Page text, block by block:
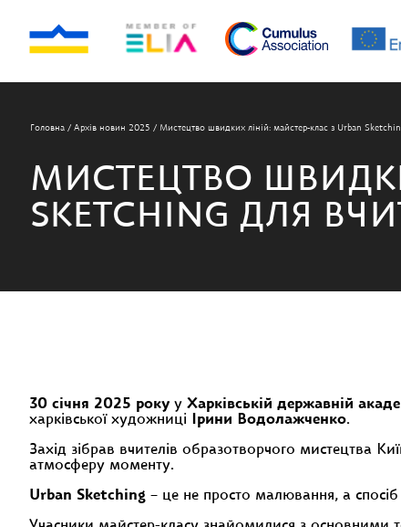
Головна / Архів новин 2025 / Мистецтво швидких ліній: майстер-клас з Urban
МИСТЕЦТВО
SKETCHING ДЛЯ
30 січня 2025 рокуу Харківській державній
харківської художниці
Ірини Водолажченко.
Захід зібрав вчителів образотворчого мистецтва
атмосферу моменту.
Urban Sketching – це не просто малювання, а спосіб